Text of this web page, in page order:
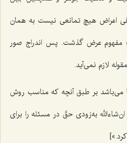
اعراض هیچ تمانعی نیست به همان
عرض گذشت. پس اندراج صور
لازم نمی‌آید.
می‌باشد بر طبق آنچه که مناسب روش
به‌زودی حقّ در مسئله را برای